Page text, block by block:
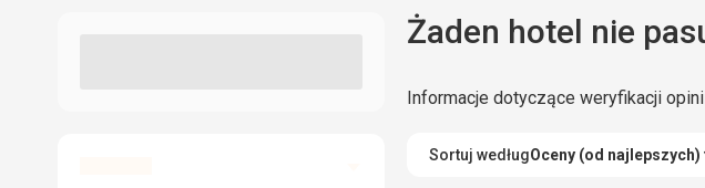
Żaden hotel nie
Informacje dotyczące weryfikacji
Sortuj wedługOceny (od najlepszych)